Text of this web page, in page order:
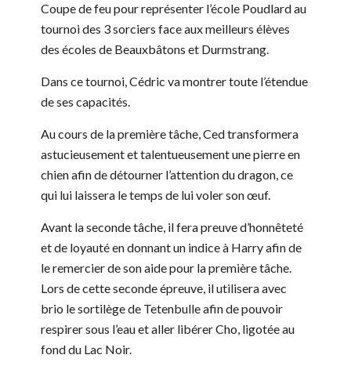
Coupe de feu pour représenter l’école Poudlard au
tournoi des 3 sorciers face aux meilleurs élèves
des écoles de Beauxbâtons et Durmstrang.
Dans ce tournoi, Cédric va montrer toute l’étendue
de ses capacités.
Au cours de la première tâche, Ced transformera
astucieusement et talentueusement une pierre en
chien afin de détourner l’attention du dragon, ce
qui lui laissera le temps de lui voler son œuf.
Avant la seconde tâche, il fera preuve d’honnêteté
et de loyauté en donnant un indice à Harry afin de
le remercier de son aide pour la première tâche.
Lors de cette seconde épreuve, il utilisera avec
brio le sortilège de Tetenbulle afin de pouvoir
respirer sous l’eau et aller libérer Cho, ligotée au
fond du Lac Noir.